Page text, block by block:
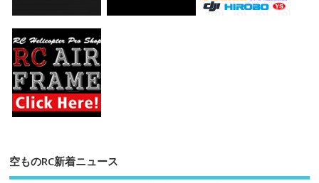
空ものRC新着ニュース